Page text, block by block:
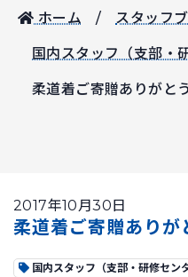
ホーム スタッフ
国内スタッフ（支部・
柔道着ご寄贈ありがと
2017年10月30日
柔道着ご寄贈ありが
国内スタッフ（支部・研修セン